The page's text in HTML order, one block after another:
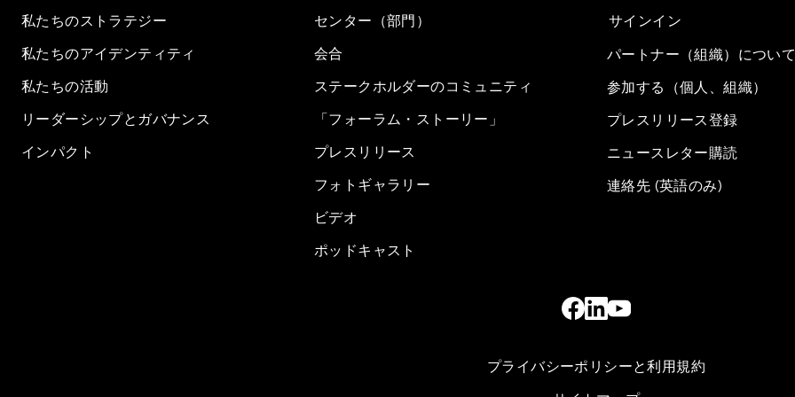
私たちのストラテジー
私たちのアイデンティティ
私たちの活動
リーダーシップとガバナンス
インパクト
センター（部門）
会合
ステークホルダーのコミュニティ
「フォーラム・ストーリー」
プレスリリース
フォトギャラリー
ビデオ
ポッドキャスト
サインイン
パートナー（組織）について
参加する（個人、組織）
プレスリリース登録
ニュースレター購読
連絡先 (英語のみ)
プライバシーポリシーと利用規約